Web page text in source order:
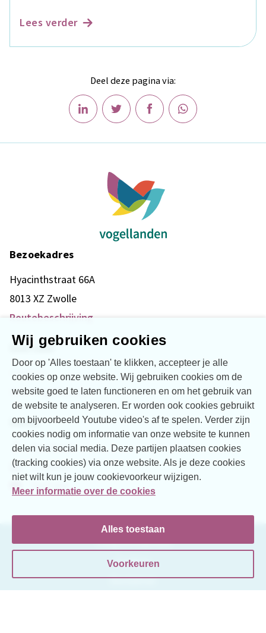
Wij gebruiken cookies
Door op 'Alles toestaan' te klikken, accepteer je alle
cookies op onze website. Wij gebruiken cookies om de
website goed te laten functioneren en om het gebruik van
de website te analyseren. Er worden ook cookies gebruikt
om bijvoorbeeld Youtube video's af te spelen. Verder zijn
cookies nodig om informatie van onze website te kunnen
delen via social media. Deze partijen plaatsen cookies
(tracking cookies) via onze website. Als je deze cookies
niet wilt kun je jouw cookievoorkeur wijzigen.
Meer informatie over de cookies
Alles toestaan
Voorkeuren
Lees verder
Deel deze pagina via:
Bezoekadres
Hyacinthstraat 66A
8013 XZ Zwolle
Routebeschrijving
Snel naar
Contact
Over Vogellanden
Social
Facebook
LinkedIn
YouTube
Toegankelijkheid
Cookies
Disclaimer